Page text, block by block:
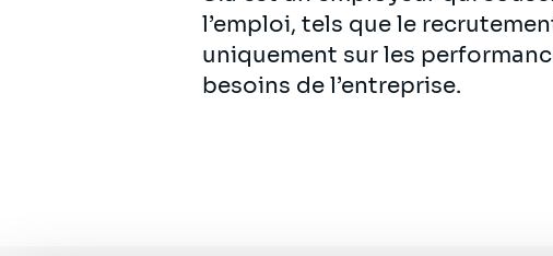
l’emploi, tels que le
uniquement sur les
besoins de l’entreprise.